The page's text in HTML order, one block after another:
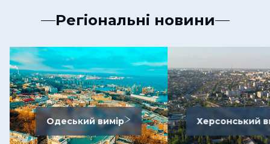
Регіональні новини
Одеський вимір Херсонський